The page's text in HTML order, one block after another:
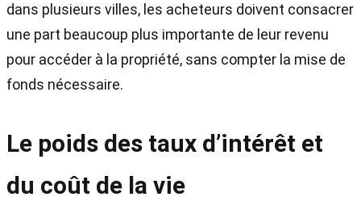
dans plusieurs villes, les acheteurs doivent consacrer
une part beaucoup plus importante de leur revenu
pour accéder à la propriété, sans compter la mise de
fonds nécessaire.
Le poids des taux d’intérêt et
du coût de la vie